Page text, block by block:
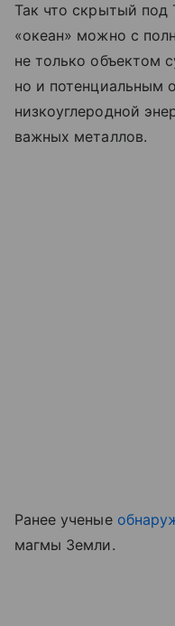
Так что скрытый под
«океан» можно с
не только объектом
но и потенциальным
низкоуглеродной
важных металлов.
Ранее ученые
магмы Земли.